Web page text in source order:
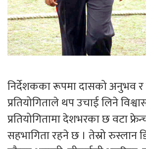
निर्देशकका रूपमा दासको अनुभव र
प्रतियोगिताले थप उचाई लिने
प्रतियोगितामा देशभरका छ वटा
सहभागिता रहने छ । तेस्रो रुस्लान